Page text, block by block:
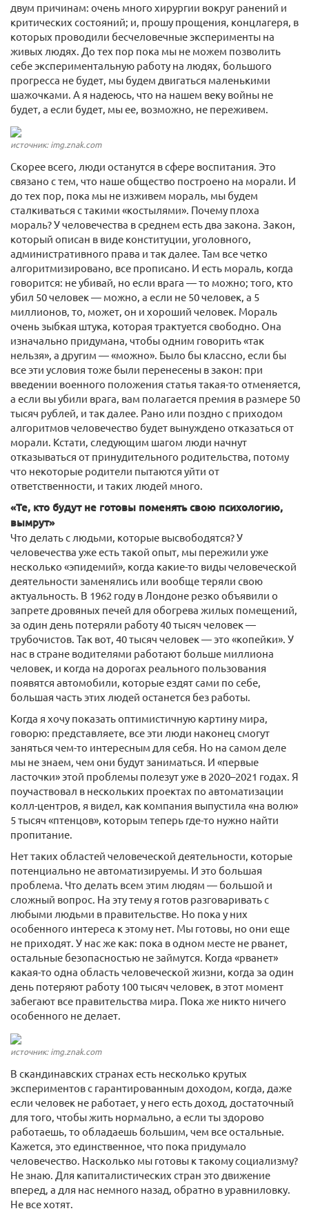
двум причинам: очень много хирургии вокруг ранений и
критических состояний; и, прошу прощения, концлагеря, в
которых проводили бесчеловечные эксперименты на
живых людях. До тех пор пока мы не можем позволить
себе экспериментальную работу на людях, большого
прогресса не будет, мы будем двигаться маленькими
шажочками. А я надеюсь, что на нашем веку войны не
будет, а если будет, мы ее, возможно, не переживем.
источник: img.znak.com
Скорее всего, люди останутся в сфере воспитания. Это
связано с тем, что наше общество построено на морали. И
до тех пор, пока мы не изживем мораль, мы будем
сталкиваться с такими «костылями». Почему плоха
мораль? У человечества в среднем есть два закона. Закон,
который описан в виде конституции, уголовного,
административного права и так далее. Там все четко
алгоритмизировано, все прописано. И есть мораль, когда
говорится: не убивай, но если врага — то можно; того, кто
убил 50 человек — можно, а если не 50 человек, а 5
миллионов, то, может, он и хороший человек. Мораль
очень зыбкая штука, которая трактуется свободно. Она
изначально придумана, чтобы одним говорить «так
нельзя», а другим — «можно». Было бы классно, если бы
все эти условия тоже были перенесены в закон: при
введении военного положения статья такая-то отменяется,
а если вы убили врага, вам полагается премия в размере 50
тысяч рублей, и так далее. Рано или поздно с приходом
алгоритмов человечество будет вынуждено отказаться от
морали. Кстати, следующим шагом люди начнут
отказываться от принудительного родительства, потому
что некоторые родители пытаются уйти от
ответственности, и таких людей много.
«Те, кто будут не готовы поменять свою психологию,
вымрут»
Что делать с людьми, которые высвободятся? У
человечества уже есть такой опыт, мы пережили уже
несколько «эпидемий», когда какие-то виды человеческой
деятельности заменялись или вообще теряли свою
актуальность. В 1962 году в Лондоне резко объявили о
запрете дровяных печей для обогрева жилых помещений,
за один день потеряли работу 40 тысяч человек —
трубочистов. Так вот, 40 тысяч человек — это «копейки». У
нас в стране водителями работают больше миллиона
человек, и когда на дорогах реального пользования
появятся автомобили, которые ездят сами по себе,
большая часть этих людей останется без работы.
Когда я хочу показать оптимистичную картину мира,
говорю: представляете, все эти люди наконец смогут
заняться чем-то интересным для себя. Но на самом деле
мы не знаем, чем они будут заниматься. И «первые
ласточки» этой проблемы полезут уже в 2020–2021 годах. Я
поучаствовал в нескольких проектах по автоматизации
колл-центров, я видел, как компания выпустила «на волю»
5 тысяч «птенцов», которым теперь где-то нужно найти
пропитание.
Нет таких областей человеческой деятельности, которые
потенциально не автоматизируемы. И это большая
проблема. Что делать всем этим людям — большой и
сложный вопрос. На эту тему я готов разговаривать с
любыми людьми в правительстве. Но пока у них
особенного интереса к этому нет. Мы готовы, но они еще
не приходят. У нас же как: пока в одном месте не рванет,
остальные безопасностью не займутся. Когда «рванет»
какая-то одна область человеческой жизни, когда за один
день потеряют работу 100 тысяч человек, в этот момент
забегают все правительства мира. Пока же никто ничего
особенного не делает.
источник: img.znak.com
В скандинавских странах есть несколько крутых
экспериментов с гарантированным доходом, когда, даже
если человек не работает, у него есть доход, достаточный
для того, чтобы жить нормально, а если ты здорово
работаешь, то обладаешь большим, чем все остальные.
Кажется, это единственное, что пока придумало
человечество. Насколько мы готовы к такому социализму?
Не знаю. Для капиталистических стран это движение
вперед, а для нас немного назад, обратно в уравниловку.
Не все хотят.